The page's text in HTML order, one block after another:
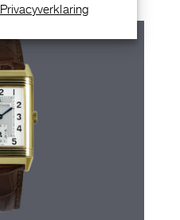
Privacyverklaring